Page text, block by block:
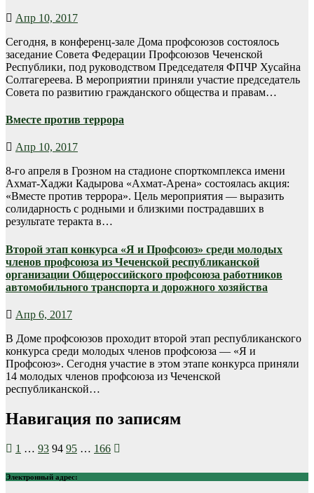
Апр 10, 2017
Сегодня, в конференц-зале Дома профсоюзов состоялось
заседание Совета Федерации Профсоюзов Чеченской
Республики, под руководством Председателя ФПЧР Хусайна
Солтагереева. В мероприятии приняли участие председатель
Совета по развитию гражданского общества и правам…
Вместе против террора
Апр 10, 2017
8-го апреля в Грозном на стадионе спорткомплекса имени
Ахмат-Хаджи Кадырова «Ахмат-Арена» состоялась акция:
«Вместе против террора». Цель мероприятия — выразить
солидарность с родными и близкими пострадавших в
результате теракта в…
Второй этап конкурса «Я и Профсоюз» среди молодых
членов профсоюза из Чеченской республиканской
организации Общероссийского профсоюза работников
автомобильного транспорта и дорожного хозяйства
Апр 6, 2017
В Доме профсоюзов проходит второй этап республиканского
конкурса среди молодых членов профсоюза — «Я и
Профсоюз». Сегодня участие в этом этапе конкурса приняли
14 молодых членов профсоюза из Чеченской
республиканской…
Навигация по записям
1 … 93 94 95 … 166
Электронный адрес: